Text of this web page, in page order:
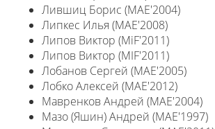
Лившиц Борис (MAE'2004)
Липкес Илья (MAE'2008)
Липов Виктор (MiF'2011)
Липов Виктор (MIF'2011)
Лобанов Сергей (MAE'2005)
Лобко Алексей (MAE'2012)
Мавренков Андрей (MAE'2004)
Мазо (Яшин) Андрей (MAE'1997)